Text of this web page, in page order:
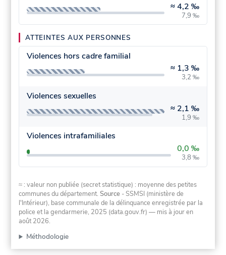
≈4,2 ‰
7,9 ‰
ATTEINTES AUX PERSONNES
Violences hors cadre familial
≈ 1,3 ‰
3,2 ‰
Violences sexuelles
≈ 2,1 ‰
1,9 ‰
Violences intrafamiliales
0,0 ‰
3,8 ‰
≈ : valeur non publiée (secret statistique) : moyenne des petites
communes du département.Source - SSMSI (ministère de
l'Intérieur), base communale de la délinquance enregistrée par la
police et la gendarmerie, 2025 (data.gouv.fr) — mis à jour en
août 2026.
Méthodologie